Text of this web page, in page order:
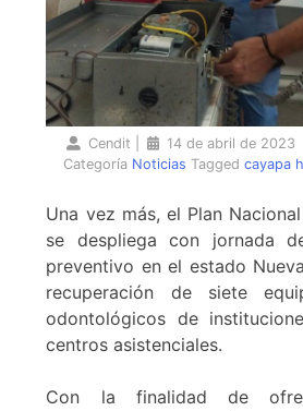
Cendit
14 de abril de 2023
Categoría Noticias Tagged cayapa
Una vez más, el Plan
se despliega con jornada
preventivo en el estado
recuperación de siete
odontológicos de
centros asistenciales.
Con la finalidad de